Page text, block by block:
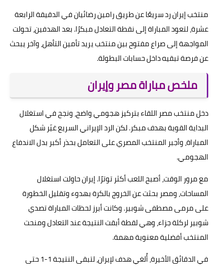
منتخب إيران رد سريعًا عن طريق رامين رضائيان في الدقيقة الرابعة
عشرة، لتعود المباراة إلى نقطة التعادل مبكرًا. بعد الهدفين، تحولت
المواجهة إلى صراع مفتوح بين منتخب يريد تأمين التأهل، وآخر يبحث
عن فرصة تبقيه داخل حسابات البطولة.
ملخص مباراة مصر وإيران
دخل منتخب مصر اللقاء بتركيز هجومي واضح، ونجح في استغلال
البداية القوية بهدف مبكر. لكن الرد الإيراني السريع غيّر شكل
المباراة، وأجبر المنتخب المصري على التعامل بحذر أكبر بدل الاندفاع
الهجومي.
مع مرور الوقت، أصبح اللعب أكثر توترًا. إيران حاولت استغلال
المساحات، ومصر بحثت عن الخروج بالكرة بهدوء وتقليل الخطورة
على مرمى مصطفى شوبير. وكانت أبرز لحظات المباراة تصدي
شوبير لركلة جزاء، وهي لقطة أبقت النتيجة عند التعادل ومنحت
المنتخب أفضلية معنوية مهمة.
في الدقائق الأخيرة، أُلغي هدف لإيران، لتبقى النتيجة 1-1 حتى